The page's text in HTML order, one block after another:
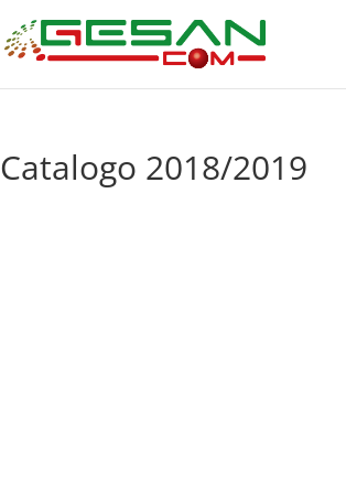
Catalogo 2018/2019